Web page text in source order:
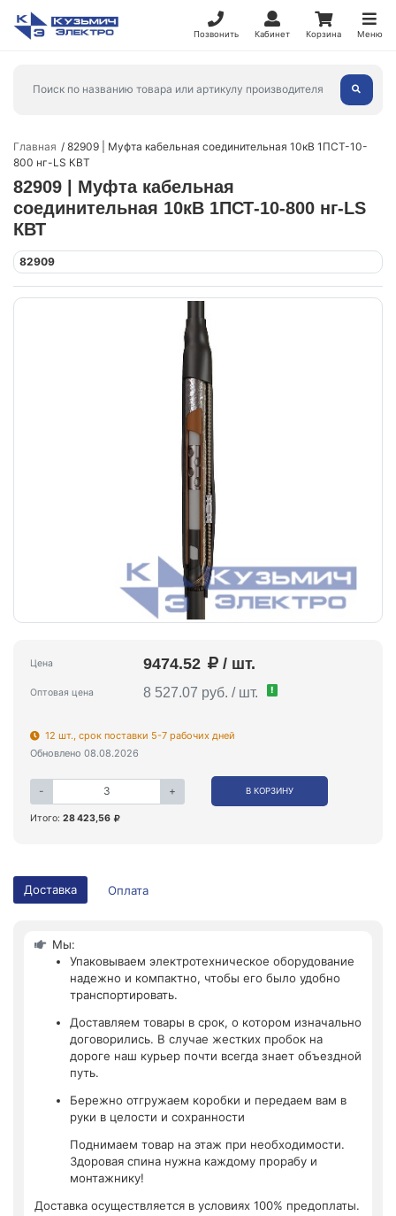
Позвонить Кабинет Корзина Меню
Главная
82909 | Муфта кабельная соединительная 10кВ 1ПСТ-10-
800 нг-LS КВТ
82909 | Муфта кабельная
соединительная 10кВ 1ПСТ-10-800 нг-LS
КВТ
82909
Цена 9474.52 / шт.
Оптовая цена 8 527.07 руб. / шт. !
12 шт., срок поставки 5-7 рабочих дней
Обновлено 08.08.2026
- + В КОРЗИНУ
Итого: 28 423,56
Доставка Оплата
Мы:
Упаковываем электротехническое оборудование
надежно и компактно, чтобы его было удобно
транспортировать.
Доставляем товары в срок, о котором изначально
договорились. В случае жестких пробок на
дороге наш курьер почти всегда знает объездной
путь.
Бережно отгружаем коробки и передаем вам в
руки в целости и сохранности
Поднимаем товар на этаж при необходимости.
Здоровая спина нужна каждому прорабу и
монтажнику!
Доставка осуществляется в условиях 100% предоплаты.